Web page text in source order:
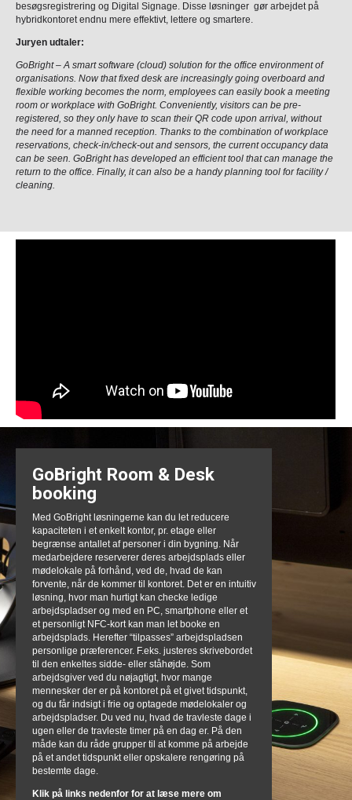
besøgsregistrering og Digital Signage. Disse løsninger gør arbejdet på
hybridkontoret endnu mere effektivt, lettere og smartere.
Juryen udtaler:
GoBright – A smart software (cloud) solution for the office environment of
organisations. Now that fixed desk are increasingly going overboard and
flexible working becomes the norm, employees can easily book a meeting
room or workplace with GoBright. Conveniently, visitors can be pre-
registered, so they only have to scan their QR code upon arrival, without
the need for a manned reception. Thanks to the combination of workplace
reservations, check-in/check-out and sensors, the current occupancy data
can be seen. GoBright has developed an efficient tool that can manage the
return to the office. Finally, it can also be a handy planning tool for facility /
cleaning.
GoBright Room & Desk
booking
Med GoBright løsningerne kan du let reducere
kapaciteten i et enkelt kontor, pr. etage eller
begrænse antallet af personer i din bygning. Når
medarbejdere reserverer deres arbejdsplads eller
mødelokale på forhånd, ved de, hvad de kan
forvente, når de kommer til kontoret. Det er en intuitiv
løsning, hvor man hurtigt kan checke ledige
arbejdspladser og med en PC, smartphone eller et
et personligt NFC-kort kan man let booke en
arbejdsplads. Herefter “tilpasses” arbejdspladsen
personlige præferencer. F.eks. justeres skrivebordet
til den enkeltes sidde- eller ståhøjde. Som
arbejdsgiver ved du nøjagtigt, hvor mange
mennesker der er på kontoret på et givet tidspunkt,
og du får indsigt i frie og optagede mødelokaler og
arbejdspladser. Du ved nu, hvad de travleste dage i
ugen eller de travleste timer på en dag er. På den
måde kan du råde grupper til at komme på arbejde
på et andet tidspunkt eller opskalere rengøring på
bestemte dage.
Klik på links nedenfor for at læse mere om